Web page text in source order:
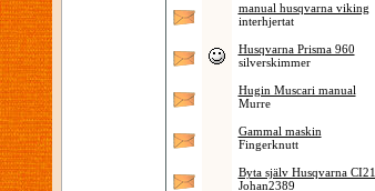
manual husqvarna viking
interhjertat
Husqvarna Prisma 960
silverskimmer
Hugin Muscari manual
Murre
Gammal maskin
Fingerknutt
Byta själv Husqvarna CI21
Johan2389